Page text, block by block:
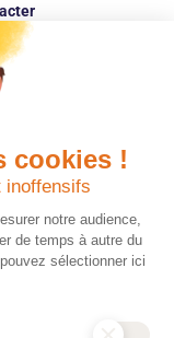
cookies !
inoffensifs
notre audience,
de temps à autre du
sélectionner ici
confiance
à 75 % de
Depuis
CARE